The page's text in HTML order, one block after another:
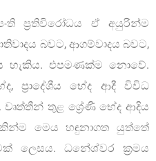
ප්‍රතිවිරෝධය ඒ අයුරින්ම
බවට, ආගම්වාදය බවට,
හැකිය. එපමණක්ම නොවේ.
ප්‍රාදේශීය භේද ආදී විවිධ
තුළ ශ්‍රේණි භේද ආදිය
මෙය හඳුනාගත යුත්තේ
ලෙසය. ධනේශ්වර ක්‍රමය